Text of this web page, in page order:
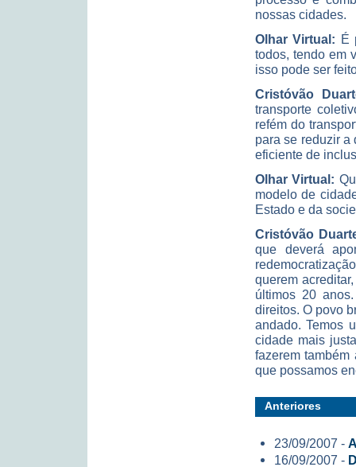
nossas cidades.
Olhar Virtual: É
todos, tendo em
isso pode ser
Cristóvão
transporte
refém do
para se reduzir a
eficiente de
Olhar Virtual:
modelo de
Estado e da
Cristóvão
que deverá
querem
últimos 20
direitos. O povo
andado. Temos
cidade mais
fazerem
que possamos
Anteriores
23/09/2007 -
16/09/2007 -